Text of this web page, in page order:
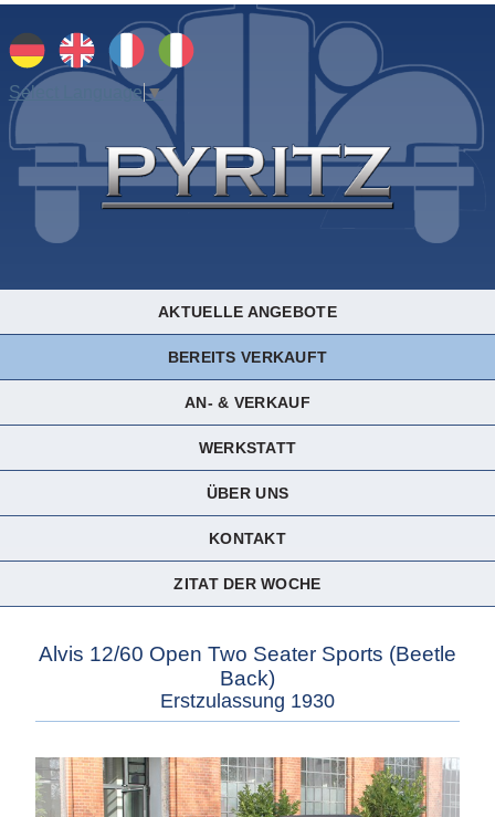
Select Language▼
AKTUELLE ANGEBOTE
BEREITS VERKAUFT
AN- & VERKAUF
WERKSTATT
ÜBER UNS
KONTAKT
ZITAT DER WOCHE
Alvis 12/60 Open Two Seater Sports (Beetle
Back)
Erstzulassung 1930